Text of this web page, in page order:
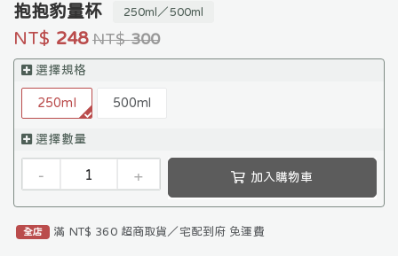
抱抱豹量杯 250ml／500ml
NT$ 248 NT$300
選擇規格
250ml 500ml
選擇數量
- + 加入購物車
全店 滿 NT$ 360 超商取貨／宅配到府 免運費